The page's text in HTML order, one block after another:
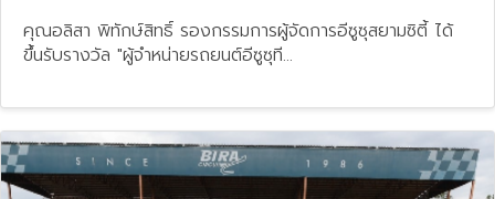
คุณอลิสา พิทักษ์สิทธิ์ รองกรรมการผู้จัดการอีซูซุสยามซิตี้ ได้
ขึ้นรับรางวัล "ผู้จำหน่ายรถยนต์อีซูซุที...